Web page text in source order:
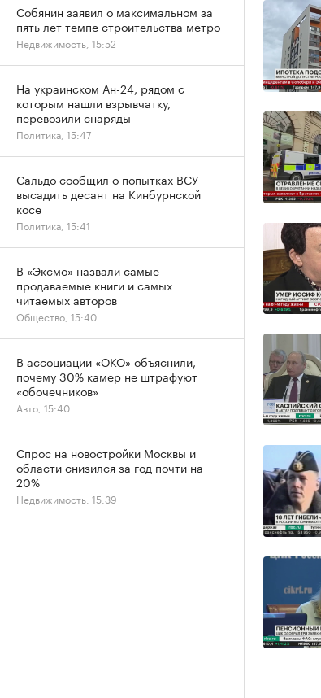
Собянин заявил о максимальном за
пять лет темпе строительства метро
Недвижимость, 15:52
На украинском Ан-24, рядом с
которым нашли взрывчатку,
перевозили снаряды
Политика, 15:47
Сальдо сообщил о попытках ВСУ
высадить десант на Кинбурнской
косе
Политика, 15:41
В «Эксмо» назвали самые
продаваемые книги и самых
читаемых авторов
Общество, 15:40
В ассоциации «ОКО» объяснили,
почему 30% камер не штрафуют
«обочечников»
Авто, 15:40
Спрос на новостройки Москвы и
области снизился за год почти на
20%
Недвижимость, 15:39